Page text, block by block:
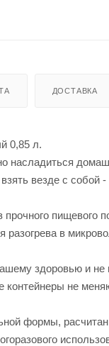
ДОСТАВКА
0,85 л.
насладиться
везде с собой
прочного
в
здоровью и
контейнеры не
формы,